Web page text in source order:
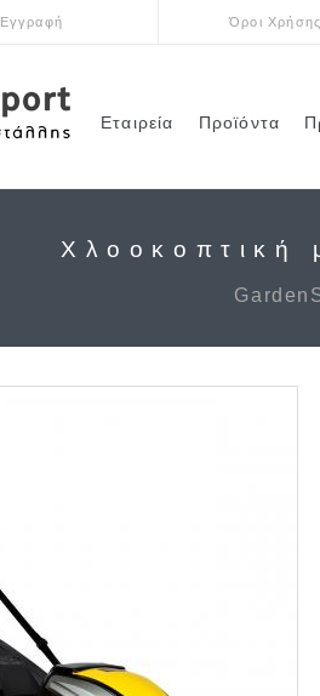
Εγγραφή Όροι Χρήσης
Εταιρεία Προϊόντα
Χλοοκοπτική